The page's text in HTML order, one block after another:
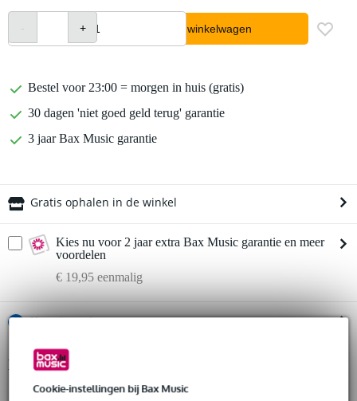
Cookie-instellingen bij Bax Music
In winkelwagen
Bestel voor 23:00 = morgen in huis (gratis)
30 dagen 'niet goed geld terug' garantie
3 jaar Bax Music garantie
Gratis ophalen in de winkel
Kies nu voor 2 jaar extra Bax Music garantie en meer
voordelen
€ 19,95 eenmalig
% Huur dit product
Huur dit product al vanaf 29 euro per maand
Huur meerdere producten tegelijk: min. € 300,- en max.
Productinformatie
field recorder met 32-bit Float